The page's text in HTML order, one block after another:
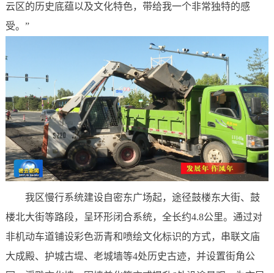
云区的历史底蕴以及文化特色，带给我一个非常独特的感
受。”
我区慢行系统建设自密东广场起，途径鼓楼东大街、鼓
楼北大街等路段，呈环形闭合系统，全长约4.8公里。通过对
非机动车道铺设彩色沥青和喷绘文化标识的方式，串联文庙
大成殿、护城古堤、老城墙等4处历史古迹，并设置街角公